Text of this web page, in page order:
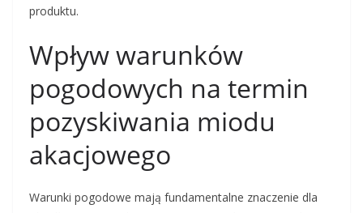
produktu.
Wpływ warunków
pogodowych na termin
pozyskiwania miodu
akacjowego
Warunki pogodowe mają fundamentalne znaczenie dla